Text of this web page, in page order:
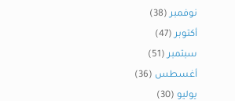
نوفمبر(38)
أكتوبر(47)
سبتمبر(51)
أغسطس (36)
يوليو (30)